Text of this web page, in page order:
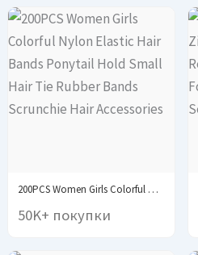
200PCS Women Girls Colorful Nylon Elastic Hair Bands...
50K+ покупки